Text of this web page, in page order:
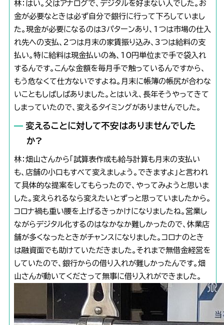
林：はい。父はアナログで、デジタルを好まない人でした。お
金が必要なときは必ず自分で銀行に行って下ろしていまし
た。現金が必要になるのは3パターンあり、1つは市場の仕入
れ先への支払、2つは月末の家賃振り込み、3つは給料の支
払い。特に給料は現金払いの為、10円単位まで手で袋入れ
するんです。こんな金額を毎月手で触っているんですから、
もう危なくて仕方ないですよね。月末に帳簿の帳尻が合わな
いこともしばしばありました。とはいえ、長年そうやってきて
しまっていたので、変えるタイミングがありませんでした。
変えることに対して不安はありませんでした
か?
林：畑山さんから「試算表作成も給与計算も月末の支払い
も、店舗の小口もすべて変えましょう。できますよ」と言われ
て具体的な提案をしてもらったので、やってみようと思いま
した。変えられるなら変えたいとずっと思っていましたから。
コロナ禍も重い腰を上げるきっかけになりましたね。営業し
ながらデジタル化するのはなかなか難しかったので、休業店
舗が多くなったときがチャンスになりました。コロナのとき
は融資面でも助けていただきました。それまで無借金経営を
していたので、銀行からの借り入れが難しかったんです。畑
山さんが動いてくださって無事に借り入れができました。